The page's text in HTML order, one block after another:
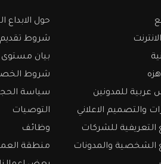
عربية للمدونين
والتصميم الاعلاني
للشركات
الشخصية والمدونات
حول الابداع
شروط
بيان مستوى
شروط
سياسة
التوصيات
وظائف
منطقة